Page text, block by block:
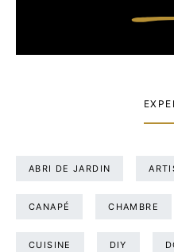
ABRI DE JARDIN
CANAPÉ CHAMBRE
CUISINE DIY